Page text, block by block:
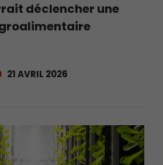
déclencher une
21 AVRIL 2026